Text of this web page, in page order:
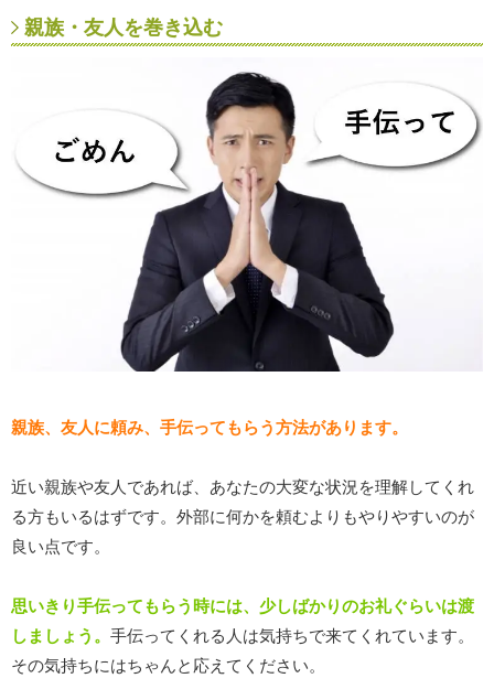
親族・友人を巻き込む
親族、友人に頼み、手伝ってもらう方法があります。
近い親族や友人であれば、あなたの大変な状況を理解してくれ
る方もいるはずです。外部に何かを頼むよりもやりやすいのが
良い点です。
思いきり手伝ってもらう時には、少しばかりのお礼ぐらいは渡
しましょう。 手伝ってくれる人は気持ちで来てくれています。
その気持ちにはちゃんと応えてください。